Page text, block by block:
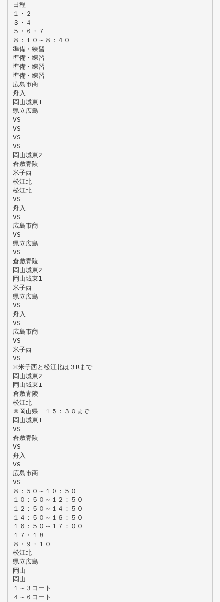
日程
１・２
３・４
５・６・７
８：１０～８：４０
準備・練習
準備・練習
準備・練習
準備・練習
広島市商
舟入
岡山城東1
県立広島
VS
VS
VS
VS
岡山城東2
倉敷青陵
米子西
松江北
松江北
VS
舟入
VS
広島市商
VS
県立広島
VS
倉敷青陵
岡山城東2
岡山城東1
米子西
県立広島
VS
舟入
VS
広島市商
VS
米子西
VS
※米子西と松江北は３Rまで
岡山城東2
岡山城東1
倉敷青陵
松江北
※岡山県 １５：３０まで
岡山城東1
VS
倉敷青陵
VS
舟入
VS
広島市商
VS
８：５０～１０：５０
１０：５０～１２：５０
１２：５０～１４：５０
１４：５０～１６：５０
１６：５０～１７：００
１７・１８
８・９・１０
松江北
県立広島
岡山
岡山
１～３コート
４～６コート